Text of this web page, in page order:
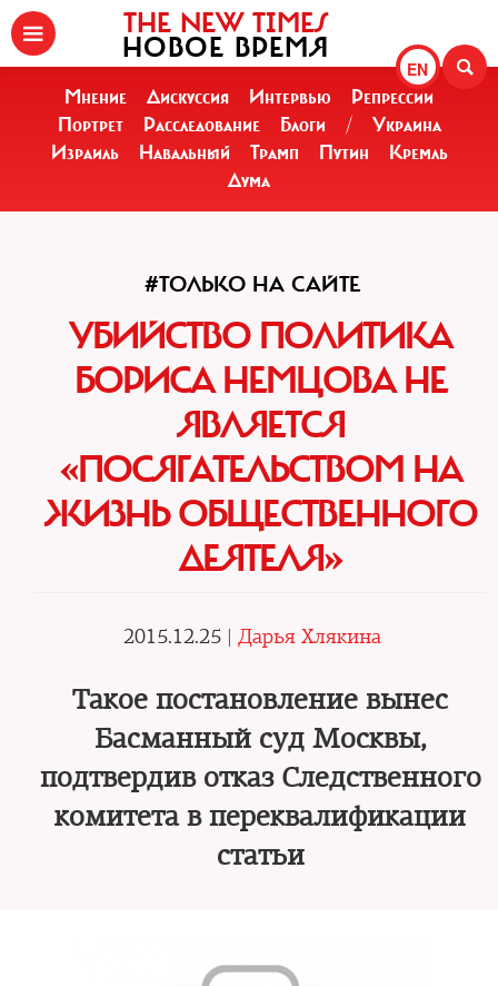
EN
THE NEW TIMES
НОВОЕ ВРЕМЯ
Мнение Дискуссия Интервью
Репрессии
Портрет
Расследование Блоги /
Украина
Израиль
Навальный Трамп Путин
Кремль
Дума
#ТОЛЬКО НА САЙТЕ
УБИЙСТВО ПОЛИТИКА
БОРИСА НЕМЦОВА НЕ
ЯВЛЯЕТСЯ
«ПОСЯГАТЕЛЬСТВОМ НА
ЖИЗНЬ ОБЩЕСТВЕННОГО
ДЕЯТЕЛЯ»
2015.12.25 | Дарья Хлякина
Такое постановление вынес
Басманный суд Москвы,
подтвердив отказ Следственного
комитета в переквалификации
статьи